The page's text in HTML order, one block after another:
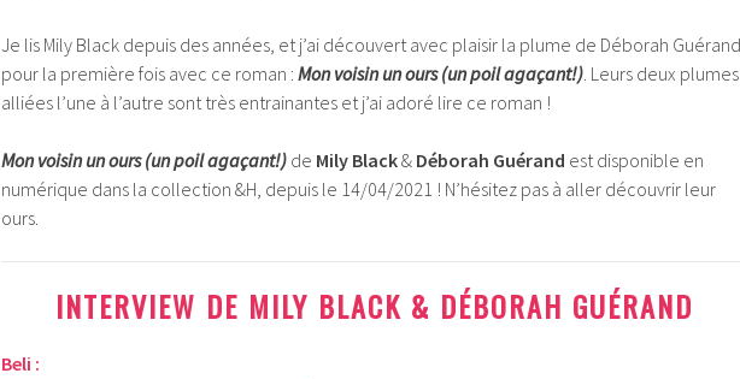
Je lis Mily Black depuis des années, et j’ai découvert avec plaisir la plume de Déborah Guérand
pour la première fois avec ce roman : Mon voisin un ours (un poil agaçant!). Leurs deux plumes
alliées l’une à l’autre sont très entrainantes et j’ai adoré lire ce roman !
Mon voisin un ours (un poil agaçant!) de Mily Black& Déborah Guérand est disponible en
numérique dans la collection &H, depuis le 14/04/2021 ! N’hésitez pas à aller découvrir leur
ours.
INTERVIEW DE MILY BLACK & DÉBORAH GUÉRAND
Beli :